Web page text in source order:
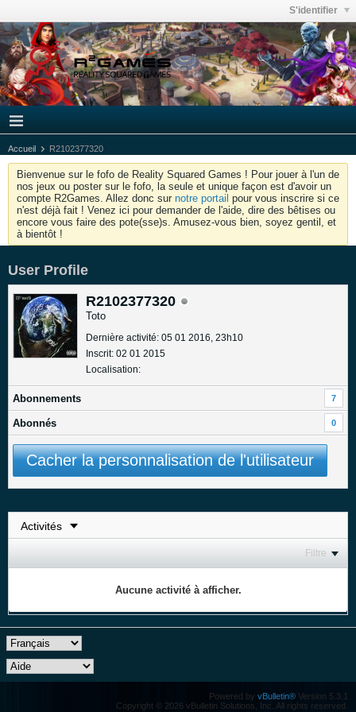
S'identifier
Accueil R2102377320
Bienvenue sur le fofo de Reality Squared Games ! Pour jouer à l'un de
nos jeux ou poster sur le fofo, la seule et unique façon est d'avoir un
compte R2Games. Allez donc sur notre portail pour vous inscrire si ce
n'est déjà fait ! Venez ici pour demander de l'aide, dire des bêtises ou
encore vous faire des pote(sse)s. Amusez-vous bien, soyez gentil, et
à bientôt !
User Profile
R2102377320
Toto
Dernière activité: 05 01 2016, 23h10
Inscrit: 02 01 2015
Localisation:
Abonnements 7
Abonnés 0
Cacher la personnalisation de l'utilisateur
Filtre
Aucune activité à afficher.
Powered by vBulletin® Version 5.3.1
Copyright © 2026 vBulletin Solutions, Inc. All rights reserved.